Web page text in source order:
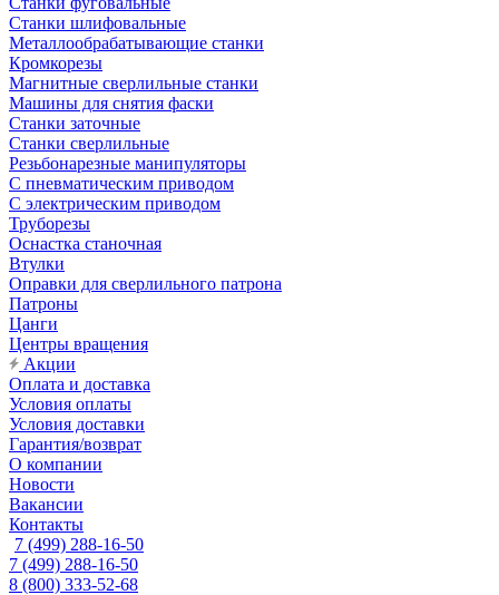
Станки шлифовальные
Металлообрабатывающие станки
Кромкорезы
Магнитные сверлильные станки
Машины для снятия фаски
Станки заточные
Станки сверлильные
Резьбонарезные манипуляторы
С пневматическим приводом
С электрическим приводом
Труборезы
Оснастка станочная
Втулки
Оправки для сверлильного патрона
Патроны
Цанги
Центры вращения
Акции
Оплата и доставка
Условия оплаты
Условия доставки
Гарантия/возврат
О компании
Новости
Вакансии
Контакты
7 (499) 288-16-50
7 (499) 288-16-50
8 (800) 333-52-68